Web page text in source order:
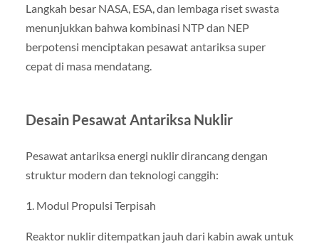
Langkah besar NASA, ESA, dan lembaga riset swasta
menunjukkan bahwa kombinasi NTP dan NEP
berpotensi menciptakan pesawat antariksa super
cepat di masa mendatang.
Desain Pesawat Antariksa Nuklir
Pesawat antariksa energi nuklir dirancang dengan
struktur modern dan teknologi canggih:
1. Modul Propulsi Terpisah
Reaktor nuklir ditempatkan jauh dari kabin awak untuk